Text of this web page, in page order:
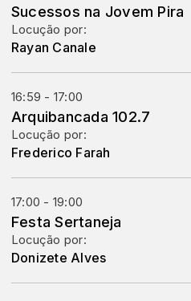
Sucessos na Jovem Pira
Locução por:
Rayan Canale
16:59 - 17:00
Arquibancada 102.7
Locução por:
Frederico Farah
17:00 - 19:00
Festa Sertaneja
Locução por:
Donizete Alves